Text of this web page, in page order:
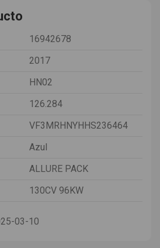
16942678
2017
HN02
126.284
VF3MRHNYHHS236464
Azul
ALLURE PACK
130CV 96KW
03-10